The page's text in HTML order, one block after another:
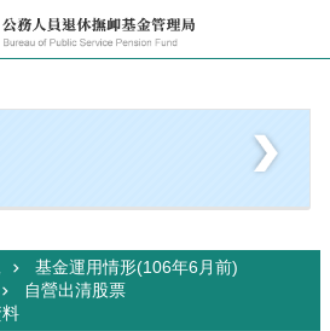
基金運用情形(106年6月前)
自營出清股票